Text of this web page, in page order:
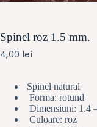
Spinel roz 1.5 mm.
4,00 lei
Spinel natural
Forma: rotund
Dimensiuni: 1.4
Culoare: roz